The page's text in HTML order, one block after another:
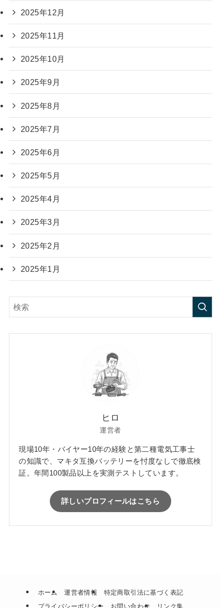
2025年12月
2025年11月
2025年10月
2025年9月
2025年8月
2025年7月
2025年6月
2025年5月
2025年4月
2025年3月
2025年2月
2025年1月
ヒロ
運営者
現場10年・バイヤー10年の経験と第二種電気工事士
の知識で、マキタ互換バッテリーを忖度なしで徹底検
証。年間100製品以上を実測テストしています。
詳しいプロフィールはこちら
ホーム 運営者情報
特定商取引法に基づく表記
プライバシーポリシー
お問い合わせ リンク集